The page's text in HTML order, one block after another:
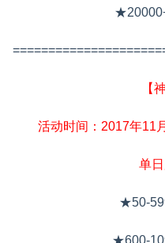
【
活动时间：2017年11
单
★50-
★600-